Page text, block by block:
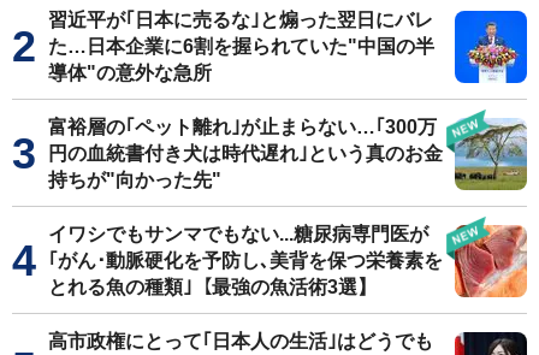
習近平が｢日本に売るな｣と煽った翌日にバレ
た…日本企業に6割を握られていた"中国の半
導体"の意外な急所
富裕層の｢ペット離れ｣が止まらない…｢300万
円の血統書付き犬は時代遅れ｣という真のお金
持ちが"向かった先"
イワシでもサンマでもない...糖尿病専門医が
｢がん･動脈硬化を予防し､美背を保つ栄養素を
とれる魚の種類｣【最強の魚活術3選】
高市政権にとって｢日本人の生活｣はどうでも